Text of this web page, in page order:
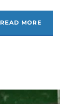
READ MORE